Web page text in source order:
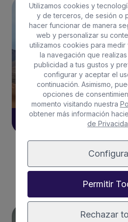
LANZAROTE
Visita el Mirador de El
Utilizamos cookies y
y de terceros, de sesión o
hacer funcionar de manera
web y personalizar su
utilizamos cookies para
la navegación que
publicidad a tus gustos y
configurar y aceptar el
continuación. Asimismo,
opciones de
momento visitando nuestra
obtener más información
de
Permitir
Rechazar